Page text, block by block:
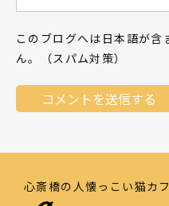
このブログへは日本語が
ん。（スパム対策）
心斎橋の人懐っこい猫カ